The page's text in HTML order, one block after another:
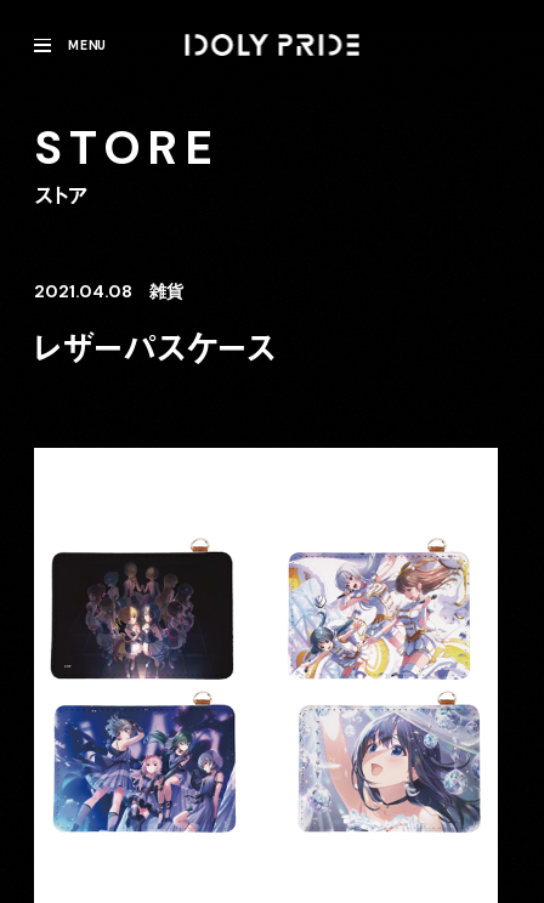
MENU
STORE
ストア
2021.04.08 雑貨
レザーパスケース